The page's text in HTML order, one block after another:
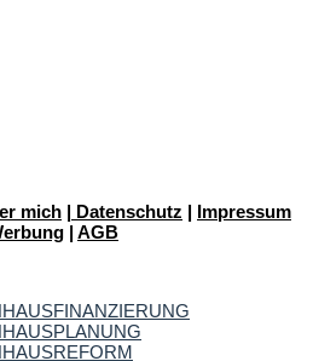
mich | Datenschutz | Impressum
| AGB